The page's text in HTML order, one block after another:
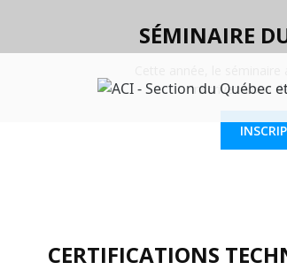
SÉMINAIRE
Inscrivez-vous
CERTIFICATIONS